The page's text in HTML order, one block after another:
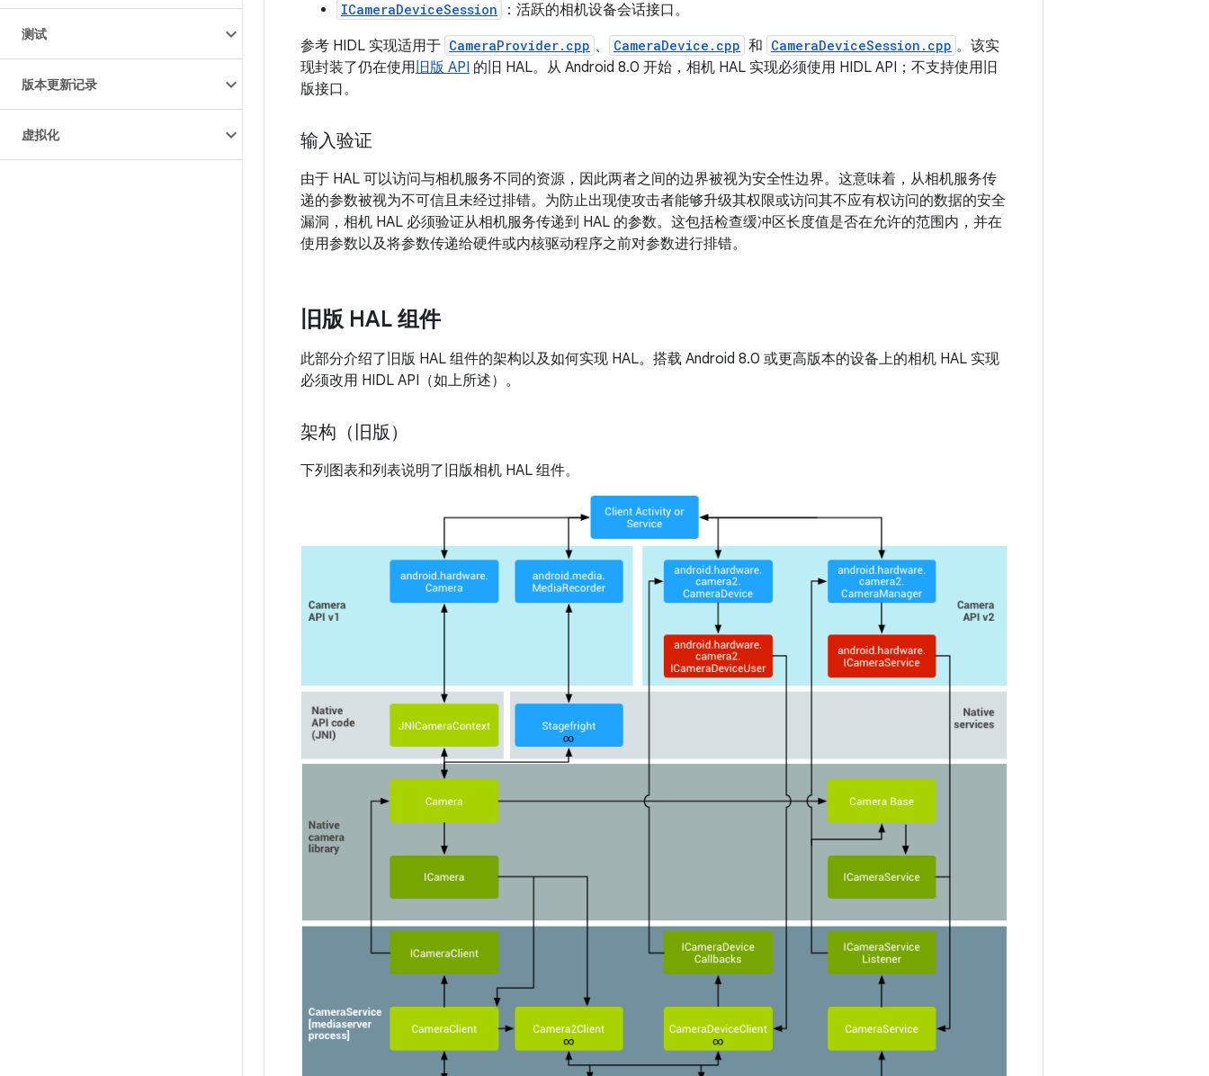
测试
版本更新记录
虚拟化
ICameraDeviceSession
：活跃的相机设备会话接口。
参考 HIDL 实现适用于 CameraProvider.cpp 、 CameraDevice.cpp 和 CameraDeviceSession.cpp 。该实
现封装了仍在使用 旧版 API 的旧 HAL。从 Android 8.0 开始，相机 HAL 实现必须使用 HIDL API；不支持使用旧
版接口。
输入验证
由于 HAL 可以访问与相机服务不同的资源，因此两者之间的边界被视为安全性边界。这意味着，从相机服务传
递的参数被视为不可信且未经过排错。为防止出现使攻击者能够升级其权限或访问其不应有权访问的数据的安全
漏洞，相机 HAL 必须验证从相机服务传递到 HAL 的参数。这包括检查缓冲区长度值是否在允许的范围内，并在
使用参数以及将参数传递给硬件或内核驱动程序之前对参数进行排错。
旧版 HAL 组件
此部分介绍了旧版 HAL 组件的架构以及如何实现 HAL。搭载 Android 8.0 或更高版本的设备上的相机 HAL 实现
必须改用 HIDL API（如上所述）。
架构（旧版）
下列图表和列表说明了旧版相机 HAL 组件。